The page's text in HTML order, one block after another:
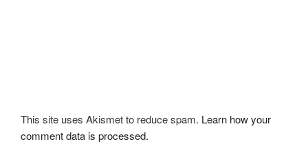
This site uses Akismet to reduce spam. Learn how your
comment data is processed.